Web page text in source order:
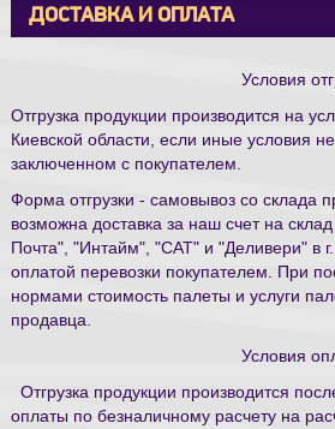
ДОСТАВКА И ОПЛАТА
Условия
Отгрузка продукции производится на
Киевской области, если иные условия
заключенном с покупателем.
Форма отгрузки - самовывоз со склада
возможна доставка за наш счет на
Почта", "Интайм", "САТ" и "Деливери" в
оплатой перевозки покупателем. При
нормами стоимость палеты и услуги
продавца.
Условия
Отгрузка продукции производится
оплаты по безналичному расчету на